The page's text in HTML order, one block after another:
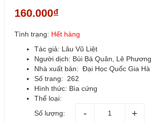
160.000₫
Tình trạng: Hết hàng
Tác giả: Lâu Vũ Liệt
Người dịch: Bùi Bá Quân, Lê
Nhà xuất bản: Đại Học Quốc Gia
Số trang: 262
Hình thức: Bìa cứng
Thể loại:
Số lượng: